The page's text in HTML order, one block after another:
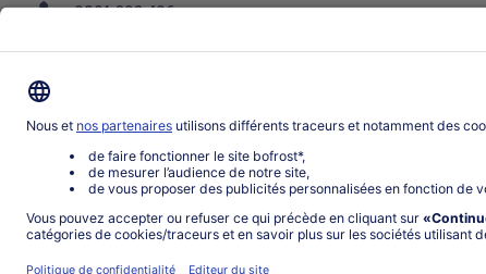
0801 902 406
Newsletter
Notre
Application
Parrainage